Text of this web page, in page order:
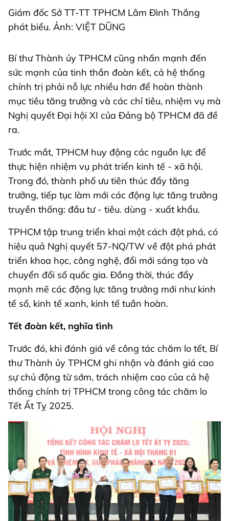
Giám đốc Sở TT-TT TPHCM Lâm Đình Thắng
phát biểu. Ảnh: VIỆT DŨNG
Bí thư Thành ủy TPHCM cũng nhấn mạnh đến
sức mạnh của tinh thần đoàn kết, cả hệ thống
chính trị phải nỗ lực nhiều hơn để hoàn thành
mục tiêu tăng trưởng và các chỉ tiêu, nhiệm vụ mà
Nghị quyết Đại hội XI của Đảng bộ TPHCM đã đề
ra.
Trước mắt, TPHCM huy động các nguồn lực để
thực hiện nhiệm vụ phát triển kinh tế - xã hội.
Trong đó, thành phố ưu tiên thúc đẩy tăng
trưởng, tiếp tục làm mới các động lực tăng trưởng
truyền thống: đầu tư - tiêu. dùng - xuất khẩu.
TPHCM tập trung triển khai một cách đột phá, có
hiệu quả Nghị quyết 57-NQ/TW về đột phá phát
triển khoa học, công nghệ, đổi mới sáng tạo và
chuyển đổi số quốc gia. Đồng thời, thúc đẩy
mạnh mẽ các động lực tăng trưởng mới như kinh
tế số, kinh tế xanh, kinh tế tuần hoàn.
Tết đoàn kết, nghĩa tình
Trước đó, khi đánh giá về công tác chăm lo tết, Bí
thư Thành ủy TPHCM ghi nhận và đánh giá cao
sự chủ động từ sớm, trách nhiệm cao của cả hệ
thống chính trị TPHCM trong công tác chăm lo
Tết Ất Tỵ 2025.